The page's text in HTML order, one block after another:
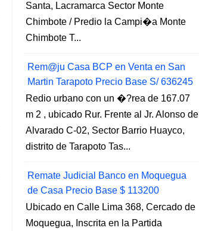
Santa, Lacramarca Sector Monte
Chimbote / Predio la Campi�a Monte
Chimbote T...
Rem@ju Casa BCP en Venta en San
Martin Tarapoto Precio Base S/ 636245
Redio urbano con un �?rea de 167.07
m 2 , ubicado Rur. Frente al Jr. Alonso de
Alvarado C-02, Sector Barrio Huayco,
distrito de Tarapoto Tas...
Remate Judicial Banco en Moquegua
de Casa Precio Base $ 113200
Ubicado en Calle Lima 368, Cercado de
Moquegua, Inscrita en la Partida